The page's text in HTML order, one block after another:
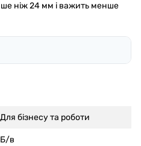
ніж 24 мм і важить менше
Для бізнесу та роботи
Б/в